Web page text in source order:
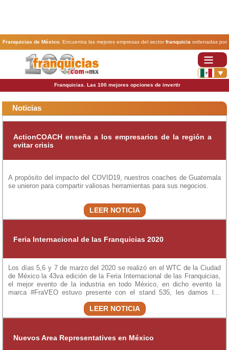
Franquicias de México. Encuentra las mejores empresas del sectorfranquicia ordenadas por
actividad. En www.100franquicias.com.mx encontrarás las más rentables, baratas y
Franquicias. Las 100 mejores opciones de invertir
Noticias
ActionCOACH enseña a los empresarios de la región a
evitar crisis
A propósito del impacto del COVID19, nuestros coaches de Guatemala
se unieron para compartir valiosas herramientas para sus negocios.
LEER NOTICIA
Feria Internacional de las Franquicias 2020
Los días 5,6 y 7 de marzo del 2020 se realizó en el WTC de la Ciudad
de México la 43va edición de la Feria Internacional de las Franquicias,
el mejor evento de la industria en todo México, en dicho evento la
marca #FraVEO estuvo presente con el stand 535, les damos las
gracias a toda la gente que nos visito!
LEER NOTICIA
Nuevos Area Representatives en México